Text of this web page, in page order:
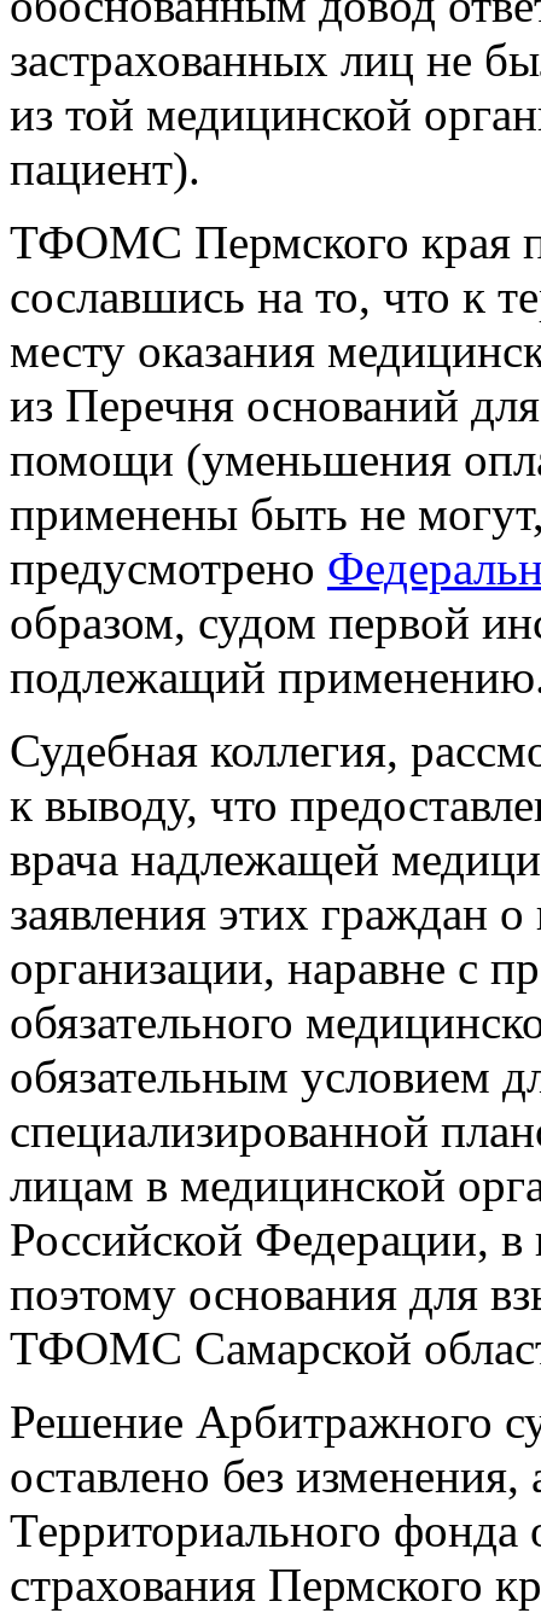
застрахованных лиц не
из той медицинской
пациент).
ТФОМС Пермского края
сославшись на то, что к
месту оказания
из Перечня оснований
помощи (уменьшения
применены быть не
предусмотрено
образом, судом первой
подлежащий
Судебная коллегия,
к выводу, что
врача надлежащей
заявления этих граждан
организации, наравне с
обязательного
обязательным условием
специализированной
лицам в медицинской
Российской Федерации,
поэтому основания для
ТФОМС Самарской
Решение Арбитражного
оставлено без
Территориального фонда
страхования Пермского